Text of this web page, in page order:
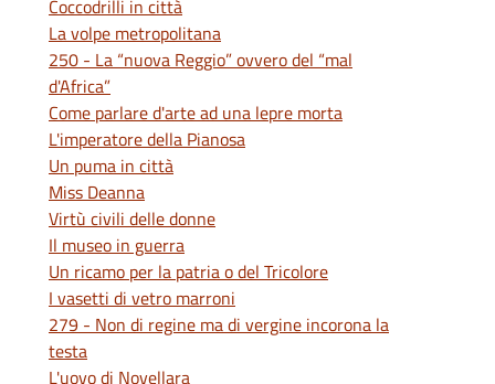
Coccodrilli in città
La volpe metropolitana
250 - La “nuova Reggio” ovvero del “mal
d'Africa”
Come parlare d'arte ad una lepre morta
L'imperatore della Pianosa
Un puma in città
Miss Deanna
Virtù civili delle donne
Il museo in guerra
Un ricamo per la patria o del Tricolore
I vasetti di vetro marroni
279 - Non di regine ma di vergine incorona la
testa
L'uovo di Novellara